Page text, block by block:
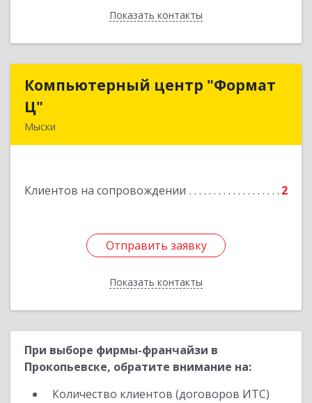
Показать контакты
Назад
Компьютерный центр "Формат
Ц"
Мыски
Клиентов на сопровождении 2
Отправить заявку
Показать контакты
Компьютерный центр "Формат
Подробнее
Отправить заявку
Назад
При выборе фирмы-франчайзи в
Прокопьевске, обратите внимание на:
Количество клиентов (договоров ИТС)